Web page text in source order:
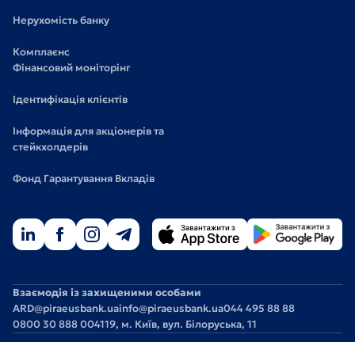
Нерухомість банку
Комплаєнс
Фінансовий моніторінг
Ідентифікація клієнтів
Інформація для акціонерів та
стейкхолдерів
Фонд Гарантування Вкладів
Взаємодія із захищеними особами
ARD@piraeusbank.uainfo@piraeusbank.ua044 495 88 88
0800 30 888 004119, м. Київ, вул. Білоруська, 11